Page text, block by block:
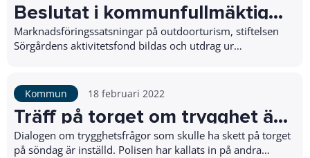
Beslutat i kommunfullmäktige
21 februari
Marknadsföringssatsningar på outdoorturism, stiftelsen
Sörgårdens aktivitetsfond bildas och utdrag ur
Kommun 18 februari 2022
Träff på torget om trygghet är
inställd
Dialogen om trygghetsfrågor som skulle ha skett på torget
på söndag är inställd. Polisen har kallats in på andra